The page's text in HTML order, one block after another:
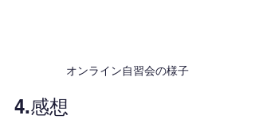
オンライン自習会の様子
4.感想